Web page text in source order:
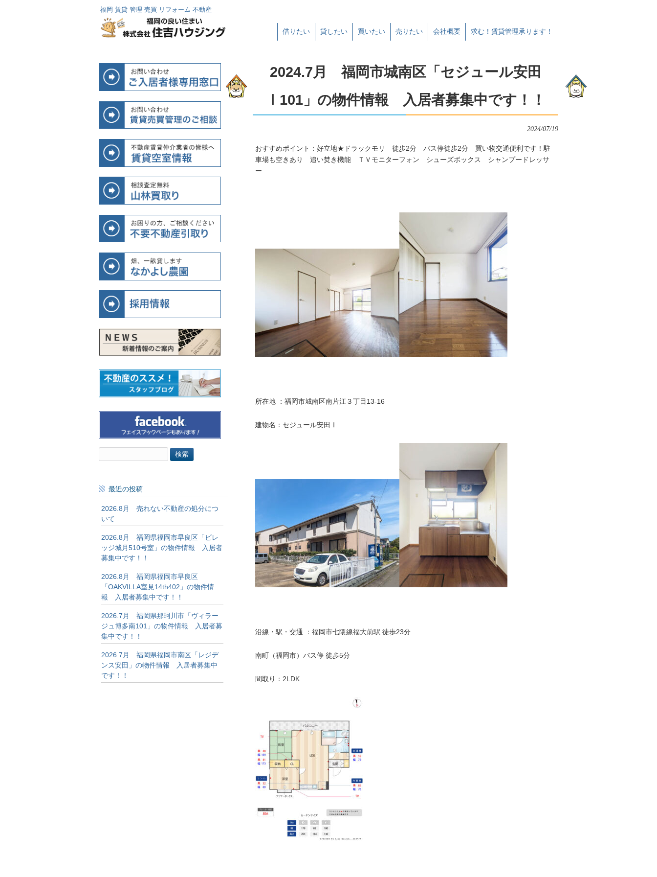
福岡 賃貸 管理 売買 リフォーム 不動産
借りたい 貸したい 買いたい 売りたい 会社概要 求む！賃貸管理承ります！
2024.7月 福岡市城南区「セジュール安田
Ⅰ101」の物件情報 入居者募集中です！！
2024/07/19
おすすめポイント：好立地★ドラックモリ 徒歩2分 バス停徒歩2分 買い物交通便利です！駐
車場も空きあり 追い焚き機能 ＴＶモニターフォン シューズボックス シャンプードレッサ
ー
所在地 ：福岡市城南区南片江３丁目13-16
建物名：セジュール安田Ⅰ
沿線・駅・交通 ：福岡市七隈線福大前駅 徒歩23分
南町（福岡市）バス停 徒歩5分
間取り：2LDK
最近の投稿
2026.8月 売れない不動産の処分につ
いて
2026.8月 福岡県福岡市早良区「ビレ
ッジ城月510号室」の物件情報 入居者
募集中です！！
2026.8月 福岡県福岡市早良区
「OAKVILLA室見14th402」の物件情
報 入居者募集中です！！
2026.7月 福岡県那珂川市「ヴィラー
ジュ博多南101」の物件情報 入居者募
集中です！！
2026.7月 福岡県福岡市南区「レジデ
ンス安田」の物件情報 入居者募集中
です！！